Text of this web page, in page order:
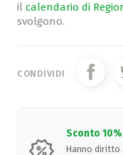
il calendario di
svolgono.
CONDIVIDI
Sconto 10%
Hanno diritto